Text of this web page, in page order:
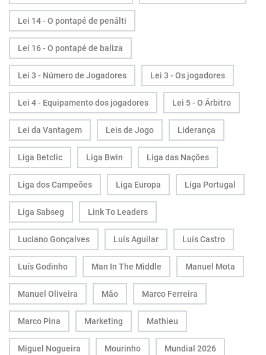
Lei 14 - O pontapé de penálti
Lei 16 - O pontapé de baliza
Lei 3 - Número de Jogadores Lei 3 - Os jogadores
Lei 4 - Equipamento dos jogadores Lei 5 - O Árbitro
Lei da Vantagem Leis de Jogo Liderança
Liga Betclic Liga Bwin Liga das Nações
Liga dos Campeões Liga Europa Liga Portugal
Liga Sabseg Link To Leaders
Luciano Gonçalves Luís Aguilar Luís Castro
Luís Godinho Man In The Middle Manuel Mota
Manuel Oliveira Mão Marco Ferreira
Marco Pina Marketing Mathieu
Miguel Nogueira Mourinho Mundial 2026